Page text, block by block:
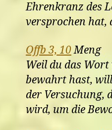
Ehrenkranz des
versprochen hat,
Offb 3, 10 Meng
Weil du das
bewahrt hast,
der Versuchung,
wird, um die